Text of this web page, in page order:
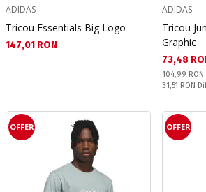
ADIDAS
Tricou Essentials Big Logo
Текуща цена:
147,01 RON
ADIDAS
Tricou
Graphic
Текуща
73,48
Pret
104,99 RON
Спестявате:
31,51 RON
OFFER OFFER